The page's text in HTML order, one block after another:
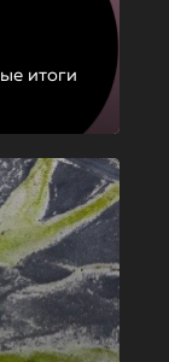
итоги